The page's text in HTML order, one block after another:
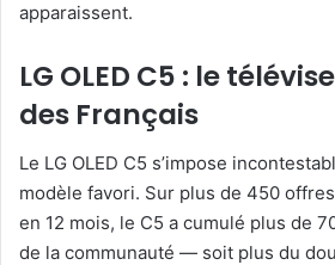
apparaissent.
LG OLED C5 : le
des Français
Le LG OLED C5 s’impose
modèle favori. Sur plus de 450
en 12 mois, le C5 a cumulé plus de
de la communauté — soit plus du